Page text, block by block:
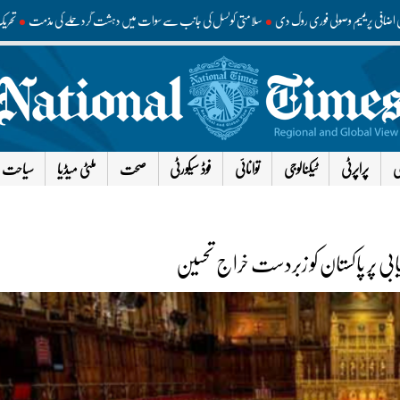
کی اضافی پریمیم وصولی فوری روک دی سلامتی کونسل کی جانب سے سوات میں دہشت گرد حملے کی مذمت
پراپرٹی ٹیکنالوجی توانائی فوڈ سیکورٹی صحت ملٹی میڈیا سیاحت
پر پاکستان کو زبردست خراج تحسین